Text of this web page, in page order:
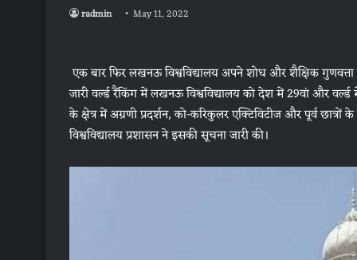
radmin May 11, 2022
एक बार फिर लखनऊ विश्वविद्यालय अपने शोध और शैक्षिक
जारी वर्ल्ड रैंकिंग में लखनऊ विश्वविद्यालय को देश में 29वां और
के क्षेत्र में अग्रणी प्रदर्शन, को-करिकुलर एक्टिविटीज और पूर्व
विश्वविद्यालय प्रशासन ने इसकी सूचना जारी की।